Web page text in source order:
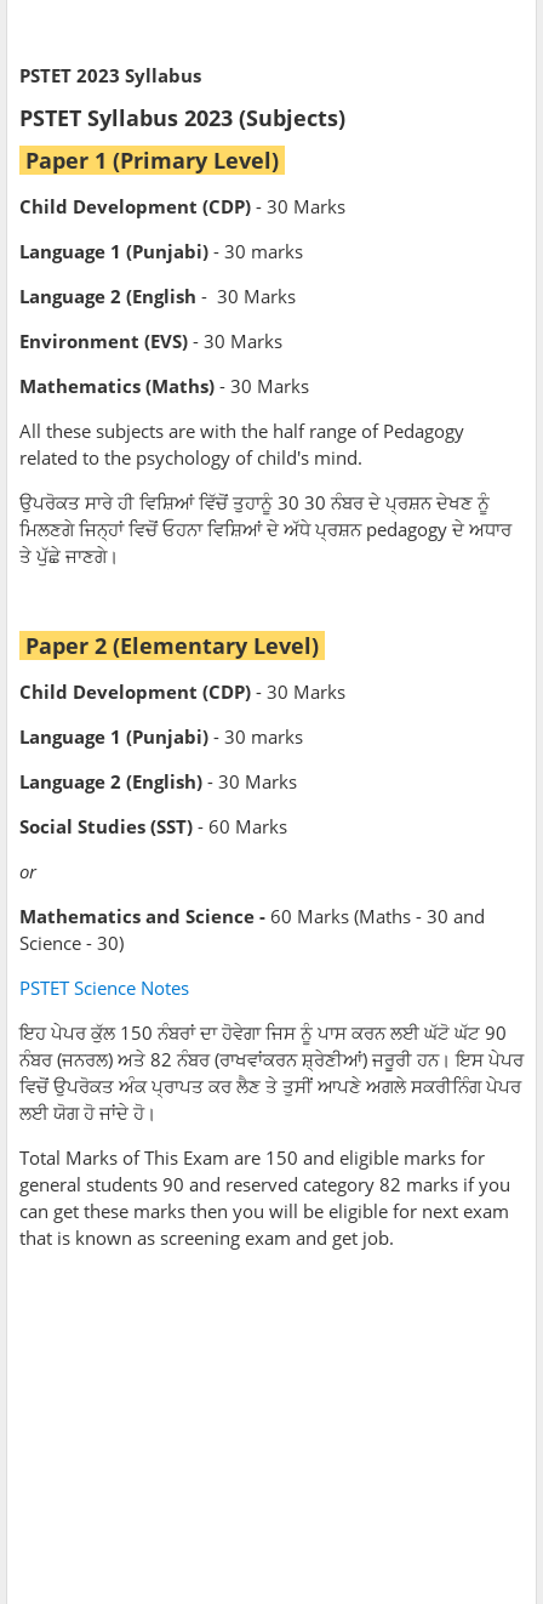
PSTET 2023 Syllabus
PSTET Syllabus 2023 (Subjects)
Paper 1 (Primary Level)
Child Development (CDP) - 30 Marks
Language 1 (Punjabi) - 30 marks
Language 2 (English - 30 Marks
Environment (EVS) - 30 Marks
Mathematics (Maths) - 30 Marks
All these subjects are with the half range of Pedagogy
related to the psychology of child's mind.
ਉਪਰੋਕਤ ਸਾਰੇ ਹੀ ਵਿਸ਼ਿਆਂ ਵਿੱਚੋਂ ਤੁਹਾਨੂੰ 30 30 ਨੰਬਰ ਦੇ ਪ੍ਰਸ਼ਨ ਦੇਖਣ ਨੂੰ
ਮਿਲਣਗੇ ਜਿਨ੍ਹਾਂ ਵਿਚੋਂ ਓਹਨਾਵਿਸ਼ਿਆਂ ਦੇ ਅੱਧੇ ਪ੍ਰਸ਼ਨ pedagogy ਦੇ ਅਧਾਰ
ਤੇ ਪੁੱਛੇ ਜਾਣਗੇ।
Paper 2 (Elementary Level)
Child Development (CDP) - 30 Marks
Language 1 (Punjabi) - 30 marks
Language 2 (English) - 30 Marks
Social Studies (SST) - 60 Marks
or
Mathematics and Science - 60 Marks (Maths - 30 and
Science - 30)
PSTET Science Notes
ਇਹ ਪੇਪਰ ਕੁੱਲ 150 ਨੰਬਰਾਂ ਦਾ ਹੋਵੇਗਾ ਜਿਸ ਨੂੰ ਪਾਸ ਕਰਨ ਲਈ ਘੱਟੋ ਘੱਟ 90
ਨੰਬਰ (ਜਨਰਲ) ਅਤੇ 82 ਨੰਬਰ (ਰਾਖਵਾਂਕਰਨ ਸ਼੍ਰੇਣੀਆਂ) ਜਰੂਰੀ ਹਨ। ਇਸ ਪੇਪਰ
ਵਿਚੋਂ ਉਪਰੋਕਤ ਅੰਕ ਪ੍ਰਾਪਤ ਕਰ ਲੈਣ ਤੇ ਤੁਸੀਂ ਆਪਣੇ ਅਗਲੇ ਸਕਰੀਨਿੰਗ ਪੇਪਰ
ਲਈ ਯੋਗ ਹੋ ਜਾਂਦੇ ਹੋ।
Total Marks of This Exam are 150 and eligible marks for
general students 90 and reserved category 82 marks if you
can get these marks then you will be eligible for next exam
that is known as screening exam and get job.